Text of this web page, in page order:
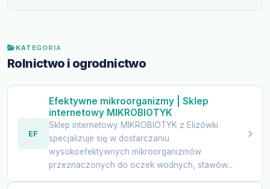
KATEGORIA
Rolnictwo i ogrodnictwo
EF
Efektywne mikroorganizmy | Sklep
internetowy MIKROBIOTYK
Sklep internetowy MIKROBIOTYK z Elizówki
specjalizuje się w dostarczaniu
wysokoefektywnych mikroorganizmów
przeznaczonych do oczek wodnych, stawów...